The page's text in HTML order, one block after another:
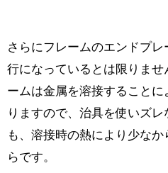
さらにフレームのエンドプ
行になっているとは限りま
ームは金属を溶接すること
りますので、治具を使いズ
も、溶接時の熱により少な
らです。